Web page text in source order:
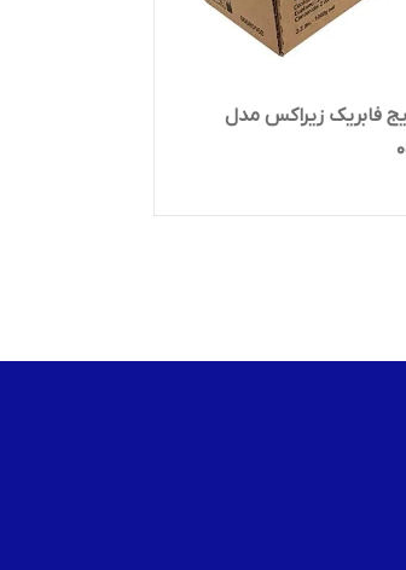
فابریک زیراکس مدل